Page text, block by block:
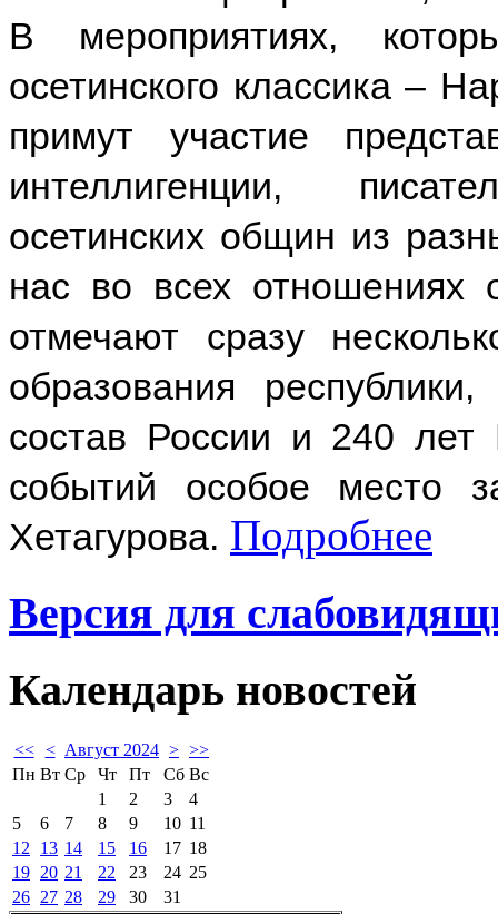
В мероприятиях,
осетинского классика –
примут участие
интеллигенции,
осетинских общин из
нас во всех отношениях
отмечают сразу
образования
состав России и 240 лет
событий особое место
Хетагурова. Подробнее
Версия для
Календарь новостей
<< < Август 2024 > >>
Пн Вт Ср Чт Пт Сб Вс
1
2 3
4
5
6 7 8 9 10 11
12
13 14 15 16 17 18
19 20 21 22 23 24 25
26 27 28 29 30 31